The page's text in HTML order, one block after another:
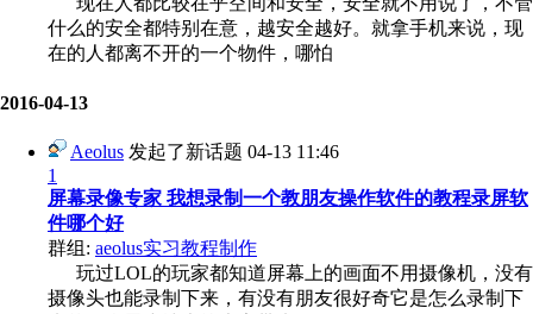
什么的安全都特别在意，越安全越好。就拿手机来说，现
在的人都离不开的一个物件，哪怕
2016-04-13
Aeolus 发起了新话题 04-13 11:46
1
屏幕录像专家 我想录制一个教朋友操作软件的教程录屏软
件哪个好
群组: aeolus实习教程制作
玩过LOL的玩家都知道屏幕上的画面不用摄像机，没有
摄像头也能录制下来，有没有朋友很好奇它是怎么录制下